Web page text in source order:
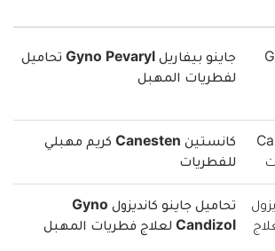
جاينو بيفاريل Gyno Pevaryl تحاميل
لفطريات المهبل
كانستين Canesten كريم مهبلي
للفطريات
تحاميل جاينو كانديزول Gyno
Candizol لعلاج فطريات المهبل